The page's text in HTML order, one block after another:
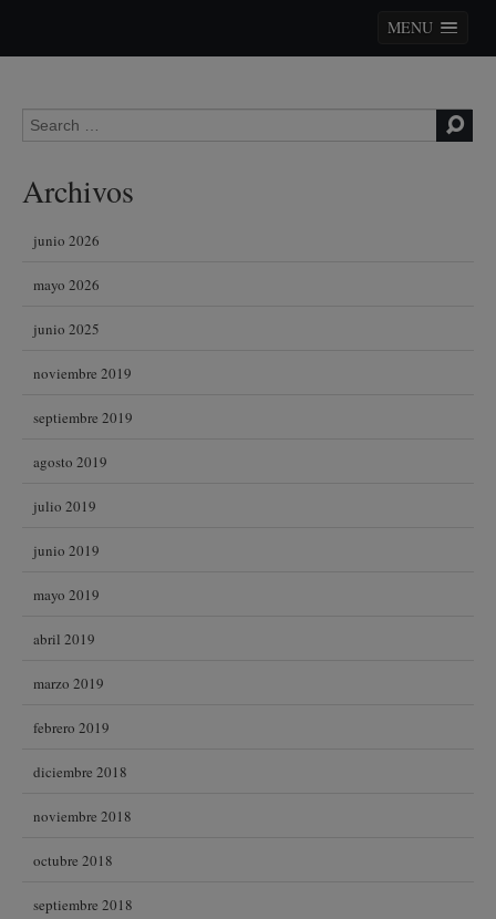
MENU
Search for:
Archivos
junio 2026
mayo 2026
junio 2025
noviembre 2019
septiembre 2019
agosto 2019
julio 2019
junio 2019
mayo 2019
abril 2019
marzo 2019
febrero 2019
diciembre 2018
noviembre 2018
octubre 2018
septiembre 2018